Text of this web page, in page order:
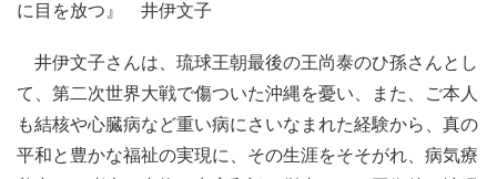
に目を放つ』 井伊文子
井伊文子さんは、琉球王朝最後の王尚泰のひ孫さんとし
て、第二次世界大戦で傷ついた沖縄を憂い、また、ご本人
も結核や心臓病など重い病にさいなまれた経験から、真の
平和と豊かな福祉の実現に、その生涯をそそがれ、病気療